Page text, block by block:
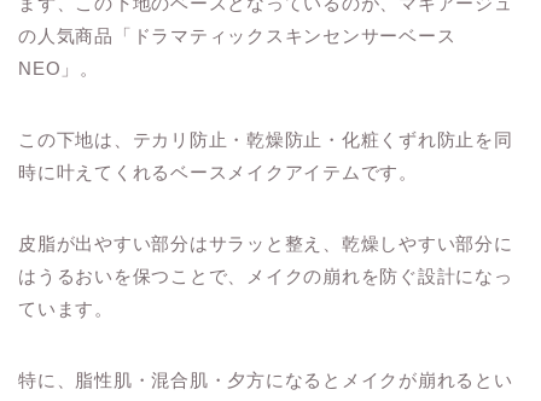
の人気商品「ドラマティックスキンセンサーベース
NEO」。
この下地は、テカリ防止・乾燥防止・化粧くずれ防止を同
時に叶えてくれるベースメイクアイテムです。
皮脂が出やすい部分はサラッと整え、乾燥しやすい部分に
はうるおいを保つことで、メイクの崩れを防ぐ設計になっ
ています。
特に、脂性肌・混合肌・夕方になるとメイクが崩れるとい